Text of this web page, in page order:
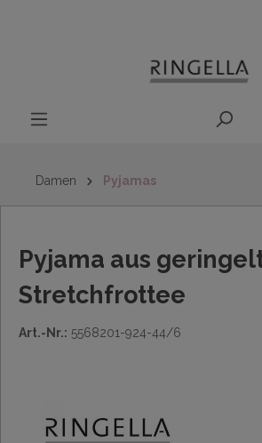
Damen Pyjamas
Pyjama aus
Stretchfrottee
Art.-Nr.: 5568201-924-44/6